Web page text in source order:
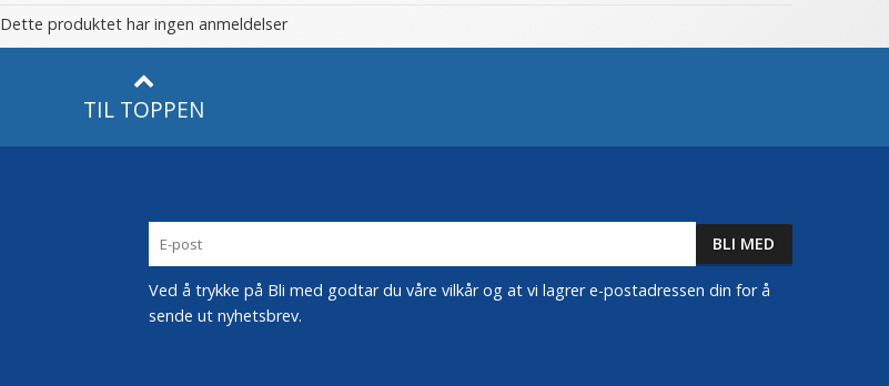
Dette produktet har ingen anmeldelser
TIL TOPPEN
Ved å trykke på Bli med godtar du våre vilkår og at vi lagrer e-postadressen din for å
sende ut nyhetsbrev.